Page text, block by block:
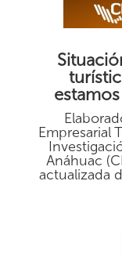
Empresarial
Anáhuac
actualizada